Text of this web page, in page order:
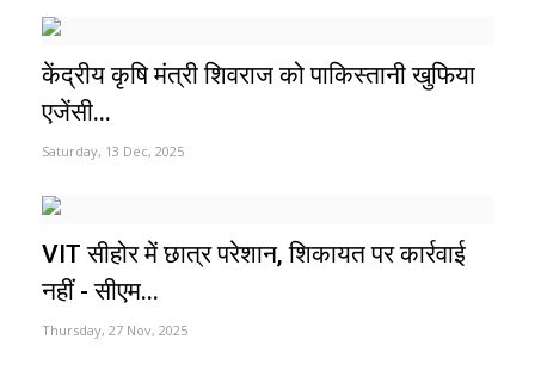
केंद्रीय कृषि मंत्री शिवराज को पाकिस्तानी खुफिया
एजेंसी...
Saturday, 13 Dec, 2025
VIT सीहोर में छात्र परेशान, शिकायत पर कार्रवाई
नहीं - सीएम...
Thursday, 27 Nov, 2025